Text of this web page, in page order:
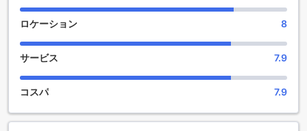
アが楽しめます。踊りながら一晩中楽しむことができるでし
ょう。また、共用ラウンジ/テレビエリアでは、他のゲストと
す。ゆったりとしたソファや大型テレビが備えられており、
くつろぎながらテレビ番組や映画を楽しむことができます。
ガルフ イン ホテル アル ナスルは、エンターテイメント施設
が充実しており、快適な滞在をお楽しみいただけます。
スポーツ施設充実！ガルフ イン ホテル アル ナスルの魅力
ロケーション 8
サービス 7.9
コスパ 7.9